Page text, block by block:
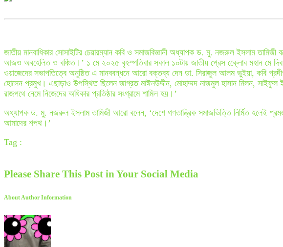
জাতীয় মানবাধিকার সোসাইটির চেয়ারম্যান কবি ও সমাজবিজ্ঞানী অধ্যাপক ড. মু. নজরুল ইসলাম
আজও অবহেলিত ও বঞ্চিত।’ ১ মে ২০২৫ বৃহস্পতিবার সকাল ১০টায় জাতীয় প্রেস ক্লােেব মহান মে
ওয়াজেদের সভাপতিত্বে অনুষ্ঠিত এ মানববন্ধনে আরো বক্তব্য দেন ডা. সিরাজুল আলম ভুইয়া, কবি
হোসেন প্রমুখ। এছাড়াও উপস্থিত ছিলেন জাগ্রত মাঈনউদ্দীন, মোহাম্মদ নাজমুল হাসান মিলন,
রাজপথে নেমে নিজেদের অধিকার প্রতিষ্ঠার সংগ্রামে শামিল হয়।’
অধ্যাপক ড. মু. নজরুল ইসলাম তামিজী আরো বলেন, ‘দেশে গণতান্ত্রিক সমাজভিত্তি নির্মিত হলেই
আমাদের শপথ।’
Tag :
Please Share This Post in Your Social Media
About Author Information